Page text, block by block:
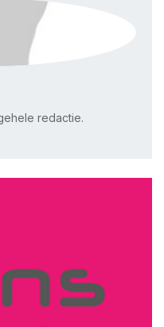
redactie.